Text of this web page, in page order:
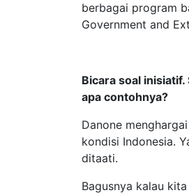
berbagai program
Government and
Bicara soal
apa contohnya?
Danone menghargai
kondisi Indonesia.
ditaati.
Bagusnya kalau